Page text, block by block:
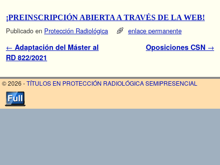
¡PREINSCRIPCIÓN ABIERTA A TRAVÉS DE LA WEB!
Publicado en Protección Radiológica enlace permanente
Navegador de artículos
← Adaptación del Máster al
RD 822/2021
Oposiciones CSN →
© 2026 -TÍTULOS EN PROTECCIÓN RADIOLÓGICA SEMIPRESENCIAL